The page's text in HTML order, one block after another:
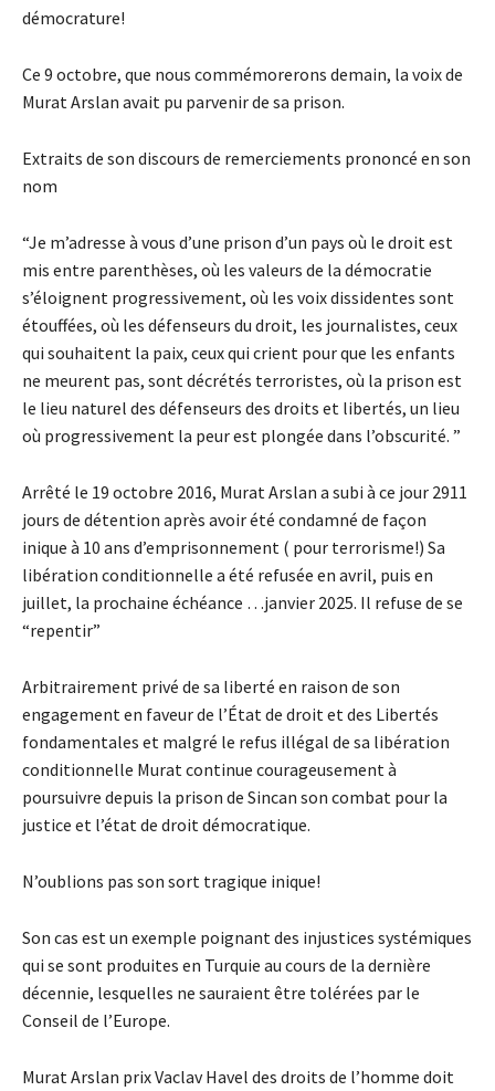
démocrature!
Ce 9 octobre, que nous commémorerons demain, la voix de
Murat Arslan avait pu parvenir de sa prison.
Extraits de son discours de remerciements prononcé en son
nom
“Je m’adresse à vous d’une prison d’un pays où le droit est
mis entre parenthèses, où les valeurs de la démocratie
s’éloignent progressivement, où les voix dissidentes sont
étouffées, où les défenseurs du droit, les journalistes, ceux
qui souhaitent la paix, ceux qui crient pour que les enfants
ne meurent pas, sont décrétés terroristes, où la prison est
le lieu naturel des défenseurs des droits et libertés, un lieu
où progressivement la peur est plongée dans l’obscurité. ”
Arrêté le 19 octobre 2016, Murat Arslan a subi à ce jour 2911
jours de détention après avoir été condamné de façon
inique à 10 ans d’emprisonnement ( pour terrorisme!) Sa
libération conditionnelle a été refusée en avril, puis en
juillet, la prochaine échéance …janvier 2025. Il refuse de se
“repentir”
Arbitrairement privé de sa liberté en raison de son
engagement en faveur de l’État de droit et des Libertés
fondamentales et malgré le refus illégal de sa libération
conditionnelle Murat continue courageusement à
poursuivre depuis la prison de Sincan son combat pour la
justice et l’état de droit démocratique.
N’oublions pas son sort tragique inique!
Son cas est un exemple poignant des injustices systémiques
qui se sont produites en Turquie au cours de la dernière
décennie, lesquelles ne sauraient être tolérées par le
Conseil de l’Europe.
Murat Arslan prix Vaclav Havel des droits de l’homme doit